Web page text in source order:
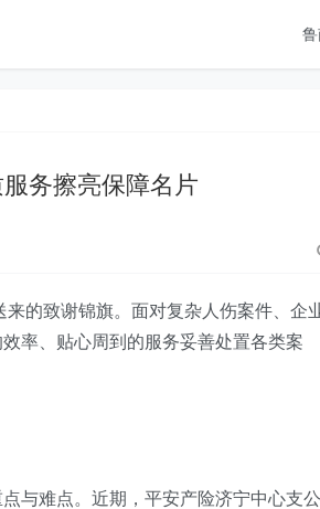
务擦亮保障名片
的致谢锦旗。面对复杂人伤案件、企
率、贴心周到的服务妥善处置各类案
与难点。近期， 平安产险济宁中心支公